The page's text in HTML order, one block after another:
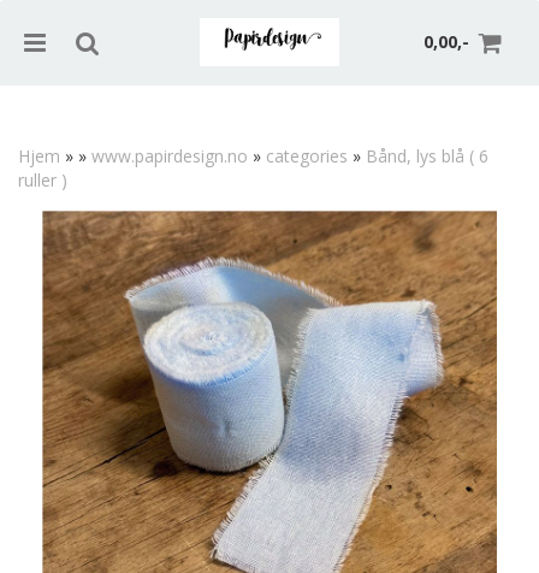
0,00,-
Hjem » » www.papirdesign.no » categories » Bånd, lys blå ( 6
ruller )
Trykk ENTER for å søke